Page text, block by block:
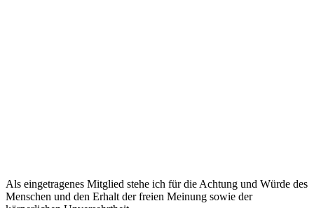
Als eingetragenes Mitglied stehe ich für die Achtung und Würde des
Menschen und den Erhalt der freien Meinung sowie der